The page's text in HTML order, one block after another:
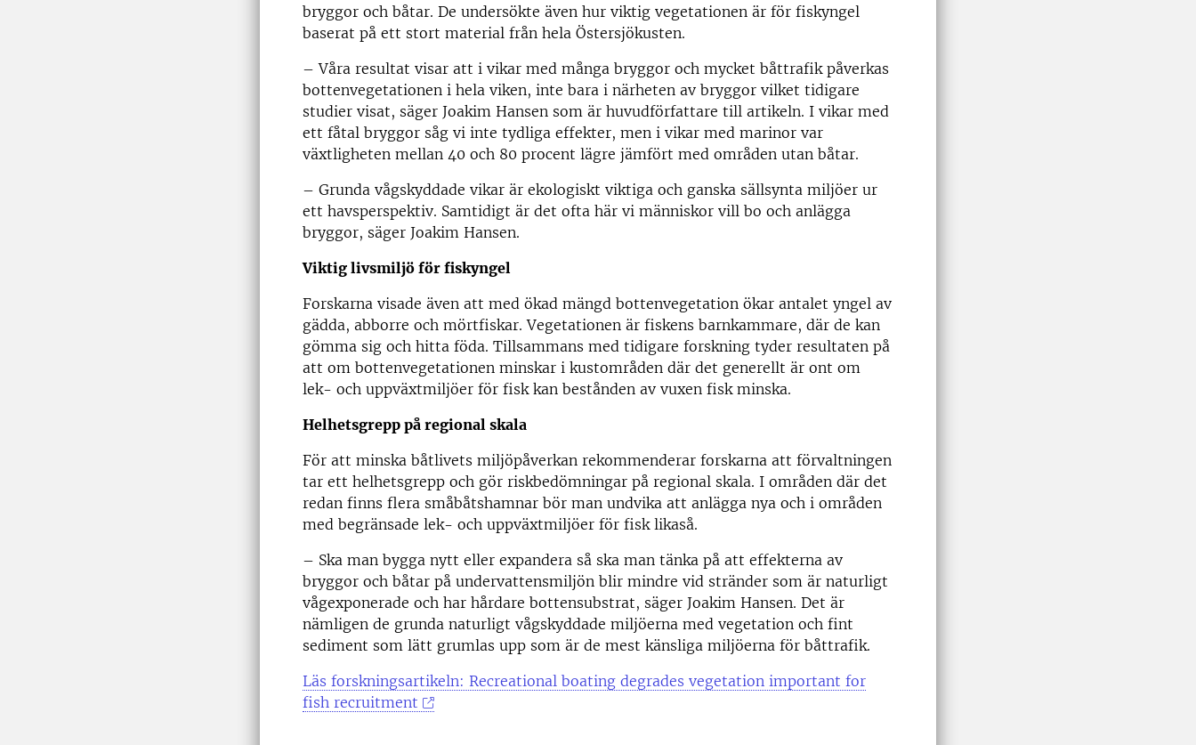
bryggor och båtar. De undersökte även hur viktig vegetationen är för fiskyngel
baserat på ett stort material från hela Östersjökusten.
– Våra resultat visar att i vikar med många bryggor och mycket båttrafik påverkas
bottenvegetationen i hela viken, inte bara i närheten av bryggor vilket tidigare
studier visat, säger Joakim Hansen som är huvudförfattare till artikeln. I vikar med
ett fåtal bryggor såg vi inte tydliga effekter, men i vikar med marinor var
växtligheten mellan 40 och 80 procent lägre jämfört med områden utan båtar.
– Grunda vågskyddade vikar är ekologiskt viktiga och ganska sällsynta miljöer ur
ett havsperspektiv. Samtidigt är det ofta här vi människor vill bo och anlägga
bryggor, säger Joakim Hansen.
Viktig livsmiljö för fiskyngel
Forskarna visade även att med ökad mängd bottenvegetation ökar antalet yngel av
gädda, abborre och mörtfiskar. Vegetationen är fiskens barnkammare, där de kan
gömma sig och hitta föda. Tillsammans med tidigare forskning tyder resultaten på
att om bottenvegetationen minskar i kustområden där det generellt är ont om
lek- och uppväxtmiljöer för fisk kan bestånden av vuxen fisk minska.
Helhetsgrepp på regional skala
För att minska båtlivets miljöpåverkan rekommenderar forskarna att förvaltningen
tar ett helhetsgrepp och gör riskbedömningar på regional skala. I områden där det
redan finns flera småbåtshamnar bör man undvika att anlägga nya och i områden
med begränsade lek- och uppväxtmiljöer för fisk likaså.
– Ska man bygga nytt eller expandera så ska man tänka på att effekterna av
bryggor och båtar på undervattensmiljön blir mindre vid stränder som är naturligt
vågexponerade och har hårdare bottensubstrat, säger Joakim Hansen. Det är
nämligen de grunda naturligt vågskyddade miljöerna med vegetation och fint
sediment som lätt grumlas upp som är de mest känsliga miljöerna för båttrafik.
Läs forskningsartikeln: Recreational boating degrades vegetation important for
fish recruitment